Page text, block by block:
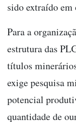
sido extraído em
Para a
estrutura das
títulos
exige pesquisa
potencial
quantidade de